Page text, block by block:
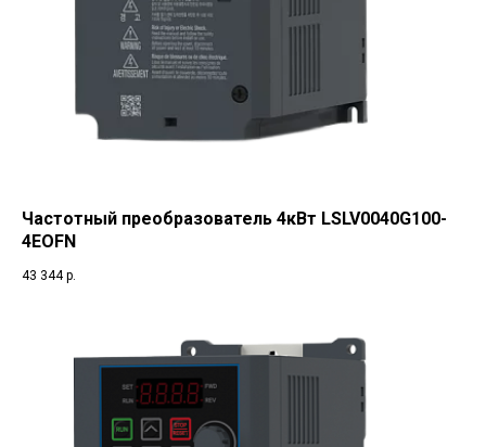
Частотный преобразователь 4кВт LSLV0040G100-
4EOFN
43 344 р.